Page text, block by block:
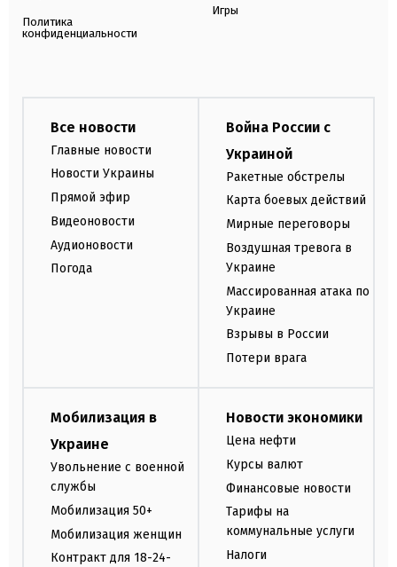
Политика
конфиденциальности
Игры
Все новости
Главные новости
Новости Украины
Прямой эфир
Видеоновости
Аудионовости
Погода
Война России с
Украиной
Ракетные обстрелы
Карта боевых действий
Мирные переговоры
Воздушная тревога в
Украине
Массированная атака по
Украине
Взрывы в России
Потери врага
Мобилизация в
Украине
Увольнение с военной
службы
Мобилизация 50+
Мобилизация женщин
Контракт для 18-24-
Новости экономики
Цена нефти
Курсы валют
Финансовые новости
Тарифы на
коммунальные услуги
Налоги